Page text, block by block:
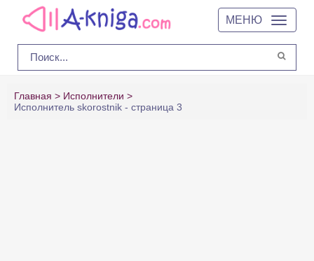
МЕНЮ
Главная
Исполнители
Исполнитель skorostnik - страница 3